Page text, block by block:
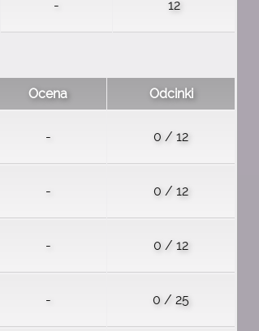
- 12
Ocena Odcinki
- 0 / 12
- 0 / 12
- 0 / 12
- 0 / 25